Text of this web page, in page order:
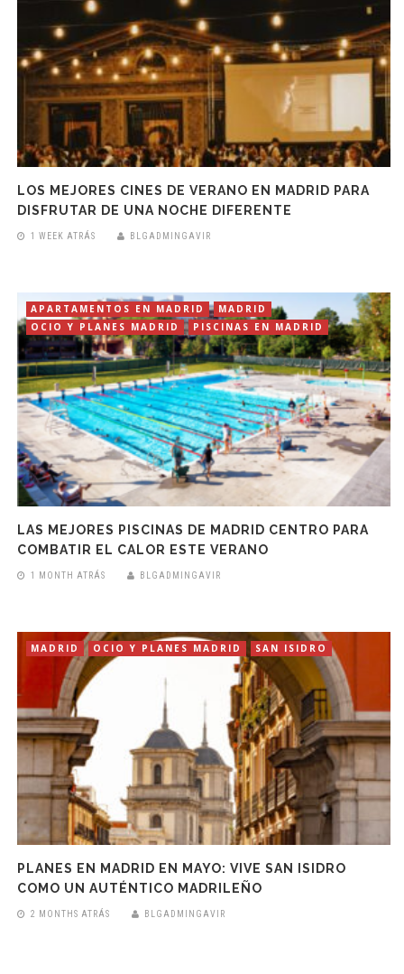
LOS MEJORES CINES DE VERANO EN MADRID PARA
DISFRUTAR DE UNA NOCHE DIFERENTE
1 WEEK ATRÁS BLGADMINGAVIR
APARTAMENTOS EN MADRID
MADRID
OCIO Y PLANES MADRID
PISCINAS EN MADRID
LAS MEJORES PISCINAS DE MADRID CENTRO PARA
COMBATIR EL CALOR ESTE VERANO
1 MONTH ATRÁS BLGADMINGAVIR
MADRID OCIO Y PLANES MADRID SAN ISIDRO
PLANES EN MADRID EN MAYO: VIVE SAN ISIDRO
COMO UN AUTÉNTICO MADRILEÑO
2 MONTHS ATRÁS BLGADMINGAVIR